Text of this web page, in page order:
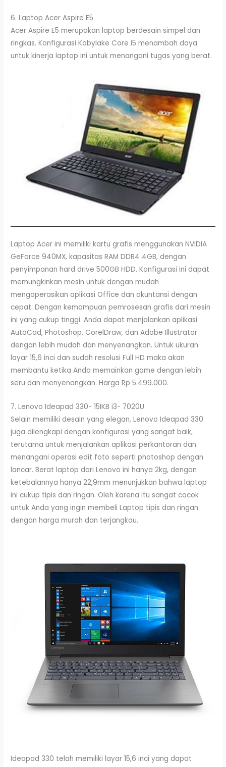
6. Laptop Acer Aspire E5
Acer Aspire E5 merupakan laptop berdesain simpel dan
ringkas. Konfigurasi Kabylake Core i5 menambah daya
untuk kinerja laptop ini untuk menangani tugas yang berat.
Laptop Acer ini memiliki kartu grafis menggunakan NVIDIA
GeForce 940MX, kapasitas RAM DDR4 4GB, dengan
penyimpanan hard drive 500GB HDD. Konfigurasi ini dapat
memungkinkan mesin untuk dengan mudah
mengoperasikan aplikasi Office dan akuntansi dengan
cepat. Dengan kemampuan pemrosesan grafis dari mesin
ini yang cukup tinggi. Anda dapat menjalankan aplikasi
AutoCad, Photoshop, CorelDraw, dan Adobe Illustrator
dengan lebih mudah dan menyenangkan. Untuk ukuran
layar 15,6 inci dan sudah resolusi Full HD maka akan
membantu ketika Anda memainkan game dengan lebih
seru dan menyenangkan. Harga Rp 5.499.000.
7. Lenovo Ideapad 330- 15IKB i3- 7020U
Selain memiliki desain yang elegan, Lenovo Ideapad 330
juga dilengkapi dengan konfigurasi yang sangat baik,
terutama untuk menjalankan aplikasi perkantoran dan
menangani operasi edit foto seperti photoshop dengan
lancar. Berat laptop dari Lenovo ini hanya 2kg, dengan
ketebalannya hanya 22,9mm menunjukkan bahwa laptop
ini cukup tipis dan ringan. Oleh karena itu sangat cocok
untuk Anda yang ingin membeli Laptop tipis dan ringan
dengan harga murah dan terjangkau.
Ideapad 330 telah memiliki layar 15,6 inci yang dapat